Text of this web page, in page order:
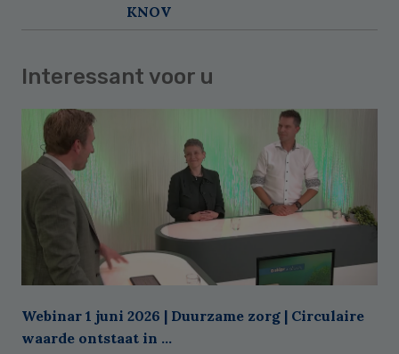
KNOV
Interessant voor u
Webinar 1 juni 2026 | Duurzame zorg | Circulaire
waarde ontstaat in ...